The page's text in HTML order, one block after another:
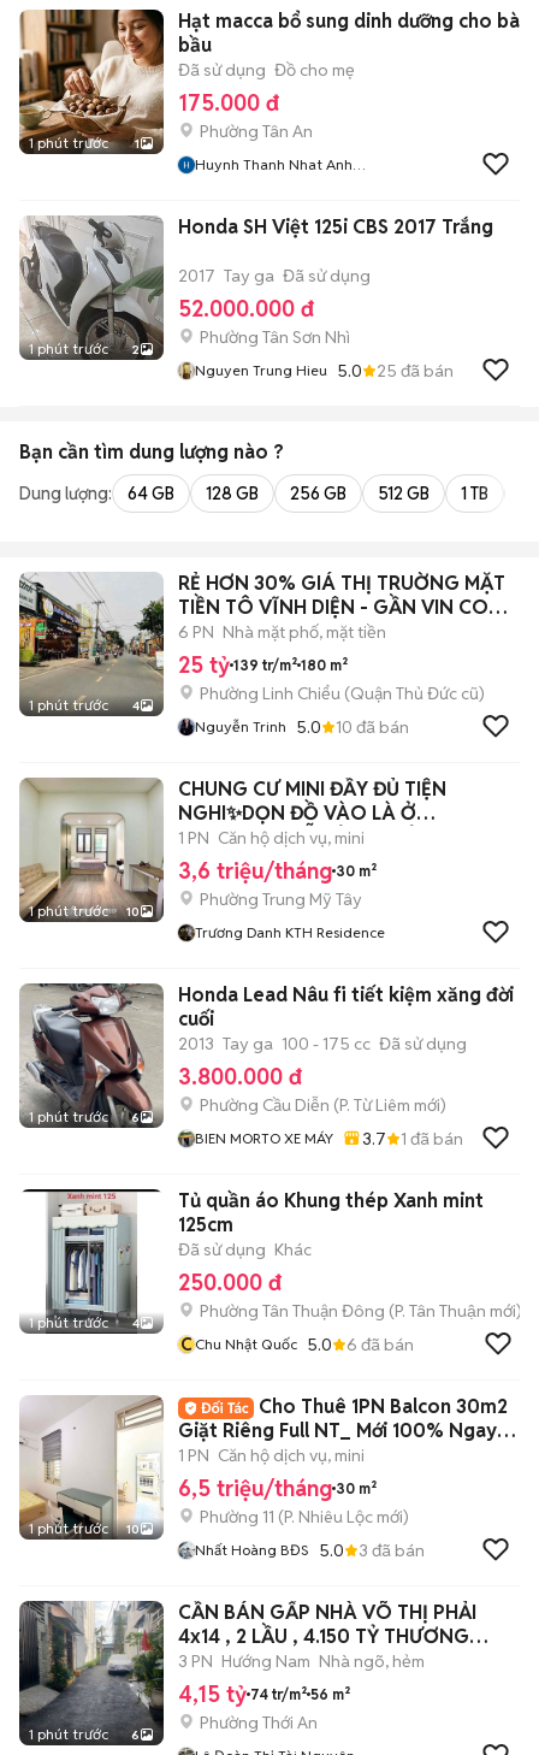
1 phút trước 1
Hạt macca bổ sung dinh dưỡng cho bà
bầu
Đã sử dụng Đồ cho mẹ
175.000 đ
Phường Tân An
Huynh Thanh Nhat Anh
1 phút trước 2
Honda SH Việt 125i CBS 2017 Trắng
2017 Tay ga Đã sử dụng
52.000.000 đ
Phường Tân Sơn Nhì
Nguyen Trung Hieu 5.0 25 đã bán
Bạn cần tìm dung lượng nào ?
Dung lượng: 64 GB 128 GB 256 GB 512 GB 1 TB
1 phút trước 4
RẺ HƠN 30% GIÁ THỊ TRUỜNG MẶT
TIỀN TÔ VĨNH DIỆN - GẦN VIN COM -
180M2
6 PN Nhà mặt phố, mặt tiền
25 tỷ 139 tr/m² 180 m²
Phường Linh Chiểu (Quận Thủ Đức cũ)
Nguyễn Trinh 5.0 10 đã bán
1 phút trước 10
CHUNG CƯ MINI ĐẦY ĐỦ TIỆN
NGHI✨DỌN ĐỒ VÀO LÀ Ở
NGAY✨NGUYỄN ẢNH THỦ Q12
1 PN Căn hộ dịch vụ, mini
3,6 triệu/tháng 30 m²
Phường Trung Mỹ Tây
Trương Danh KTH Residence
1 phút trước 6
Honda Lead Nâu fi tiết kiệm xăng đời
cuối
2013 Tay ga 100 - 175 cc Đã sử dụng
3.800.000 đ
Phường Cầu Diễn (P. Từ Liêm mới)
BIEN MORTO XE MÁY 3.7 1 đã bán
1 phút trước 4
Tủ quần áo Khung thép Xanh mint
125cm
Đã sử dụng Khác
250.000 đ
Phường Tân Thuận Đông (P. Tân Thuận mới)
CChu Nhật Quốc 5.0 6 đã bán
1 phút trước 10
Cho Thuê 1PN Balcon 30m2
Giặt Riêng Full NT_ Mới 100% Ngay
TVĐ Quận 3
1 PN Căn hộ dịch vụ, mini
6,5 triệu/tháng 30 m²
Phường 11 (P. Nhiêu Lộc mới)
Nhất Hoàng BĐS 5.0 3 đã bán
1 phút trước 6
CẦN BÁN GẤP NHÀ VÕ THỊ PHẢI
4x14 , 2 LẦU , 4.150 TỶ THƯƠNG
LƯỢNG
3 PN Hướng Nam Nhà ngõ, hẻm
4,15 tỷ 74 tr/m² 56 m²
Phường Thới An